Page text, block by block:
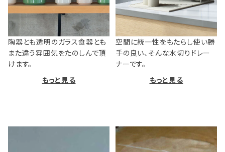
陶器とも透明のガラス食器とも
また違う雰囲気をたのしんで頂
けます。
もっと見る
空間に統一性をもたらし使い勝
手の良い、そんな水切りドレー
ナーです。
もっと見る